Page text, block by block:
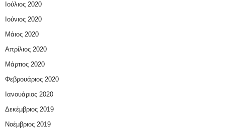
Ιούλιος 2020
Ιούνιος 2020
Μάιος 2020
Απρίλιος 2020
Μάρτιος 2020
Φεβρουάριος 2020
Ιανουάριος 2020
Δεκέμβριος 2019
Νοέμβριος 2019